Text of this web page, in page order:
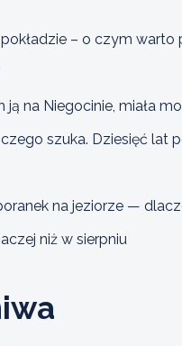
– o czym
ją na Niegocinie, miała
czego szuka. Dziesięć lat
na jeziorze —
niż w sierpniu